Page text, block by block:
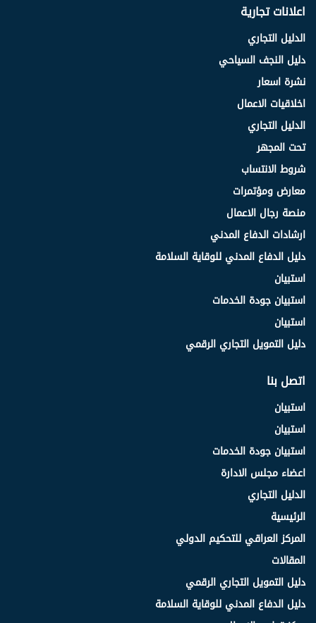
اعلانات تجارية
الدليل التجاري
دليل النجف السياحي
نشرة اسعار
اخلاقيات الاعمال
الدليل التجاري
تحت المجهر
شروط الانتساب
معارض ومؤتمرات
منصة رجال الاعمال
ارشادات الدفاع المدني
دليل الدفاع المدني للوقاية السلامة
استبيان
استبيان جودة الخدمات
استبيان
دليل التمويل التجاري الرقمي
اتصل بنا
استبيان
استبيان
استبيان جودة الخدمات
اعضاء مجلس الادارة
الدليل التجاري
الرئيسية
المركز العراقي للتحكيم الدولي
المقالات
دليل التمويل التجاري الرقمي
دليل الدفاع المدني للوقاية السلامة